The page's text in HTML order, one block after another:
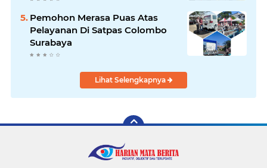
Pemohon Merasa Puas Atas
Pelayanan Di Satpas Colombo
Surabaya
Lihat Selengkapnya